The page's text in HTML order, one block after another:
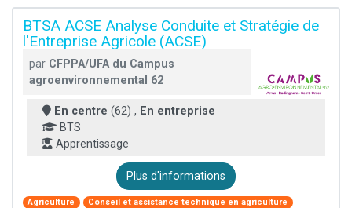
BTSA ACSE Analyse Conduite et Stratégie de
l'Entreprise Agricole (ACSE)
par CFPPA/UFA du Campus
agroenvironnemental 62
En centre (62) , En entreprise
BTS
Apprentissage
Plus d'informations
Agriculture
Conseil et assistance technique en agriculture